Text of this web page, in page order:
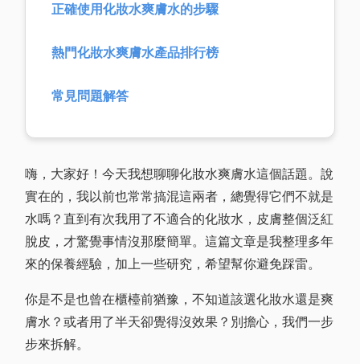
正確使用化妝水爽膚水的步驟
熱門化妝水爽膚水產品排行榜
常見問題解答
嗨，大家好！今天我想聊聊化妝水爽膚水這個話題。說
實在的，我以前也常常搞混這兩者，總覺得它們不就是
水嗎？直到有次我用了不適合的化妝水，皮膚整個泛紅
脫皮，才驚覺事情沒那麼簡單。這篇文章是我整理多年
來的保養經驗，加上一些研究，希望幫你避免踩雷。
你是不是也曾在櫃檯前猶豫，不知道該選化妝水還是爽
膚水？或者用了半天卻覺得沒效果？別擔心，我們一步
步來拆解。